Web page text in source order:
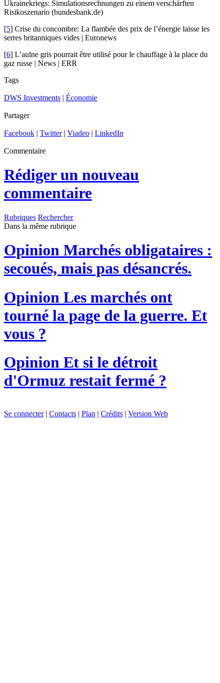
Ukrainekriegs: Simulationsrechnungen zu einem verschärften
Risikoszenario (bundesbank.de)
[5] Crise du concombre: La flambée des prix de l’énergie laisse les
serres britanniques vides | Euronews
[6] L’aulne gris pourrait être utilisé pour le chauffage à la place du
gaz russe | News | ERR
Tags
DWS Investments | Économie
Partager
Facebook | Twitter| Viadeo | LinkedIn
Commentaire
Rédiger un nouveau
commentaire
Rubriques Rechercher
Dans la même rubrique
Opinion Marchés obligataires :
secoués, mais pas désancrés.
Opinion Les marchés ont
tourné la page de la guerre. Et
vous ?
Opinion Et si le détroit
d'Ormuz restait fermé ?
Se connecter| Contacts | Plan | Crédits | Version Web